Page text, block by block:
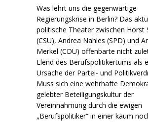
Was lehrt uns die gegenwärtige
Regierungskrise in Berlin? Das
politische Theater zwischen Horst
(CSU), Andrea Nahles (SPD) und
Merkel (CDU) offenbarte nicht
Elend des Berufspolitikertums als
Ursache der Partei- und
Muss sich eine wehrhafte
gelebter Beteiligungskultur der
Vereinnahmung durch die ewigen
„Berufspolitiker“ in einer kaum